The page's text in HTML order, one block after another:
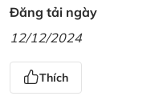
Đăng tải ngày
12/12/2024
Thích